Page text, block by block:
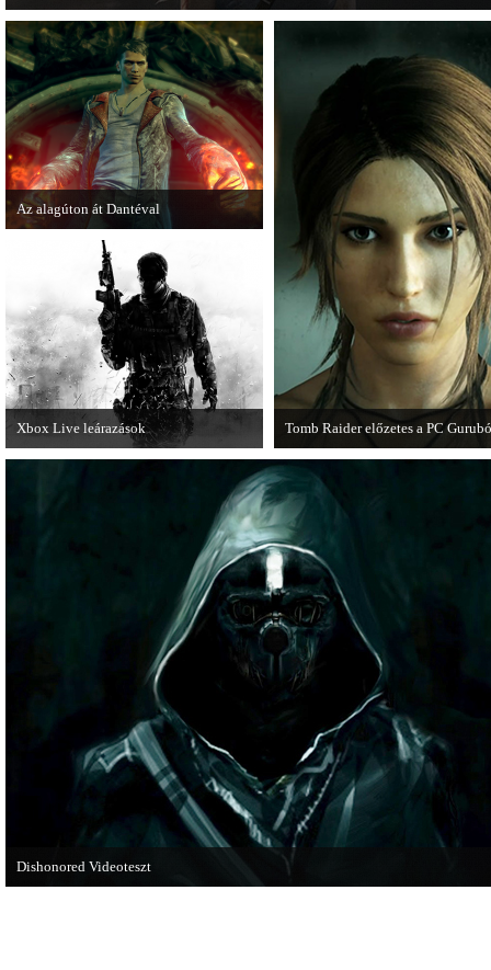
A Tomb Raider sem ússza meg a manapság már kötelező videosorozatot.
Az alagúton át Dantéval
A Devil May Cry újragondolás új
játékmenet-videóval jelentkezik.
Tomb Raider előzetes a PC
A PC Guru friss számában több
olvashatunk az új Tomb Raiderről,
mely cikkből most egy részletet
is közzétettek.
Xbox Live leárazások
Dishonored Videoteszt